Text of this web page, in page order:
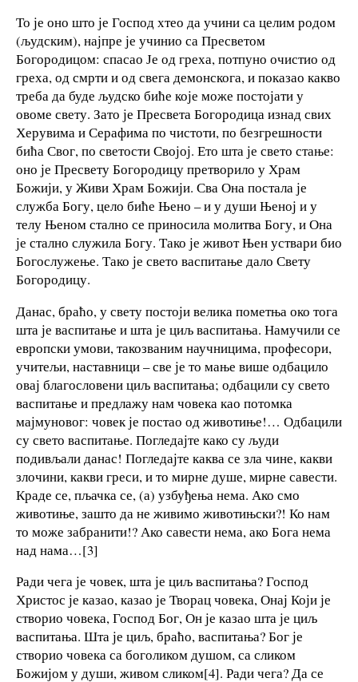
То је оно што је Господ хтео да учини са целим родом
(људским), најпре је учинио са Пресветом
Богородицом: спасао Је од греха, потпуно очистио од
греха, од смрти и од свега демонскога, и показао какво
треба да буде људско биће које може постојати у
овоме свету. Зато је Пресвета Богородица изнад свих
Херувима и Серафима по чистоти, по безгрешности
бића Свог, по светости Својој. Ето шта је свето стање:
оно је Пресвету Богородицу претворило у Храм
Божији, у Живи Храм Божији. Сва Она постала је
служба Богу, цело биће Њено – и у души Њеној и у
телу Њеном стално се приносила молитва Богу, и Она
је стално служила Богу. Тако је живот Њен уствари био
Богослужење. Тако је свето васпитање дало Свету
Богородицу.
Данас, браћо, у свету постоји велика пометња око тога
шта је васпитање и шта је циљ васпитања. Намучили се
европски умови, такозваним научницима, професори,
учитељи, наставници – све је то мање више одбацило
овај благословени циљ васпитања; одбацили су свето
васпитање и предлажу нам човека као потомка
мајмуновог: човек је постао од животиње!… Одбацили
су свето васпитање. Погледајте како су људи
подивљали данас! Погледајте каква се зла чине, какви
злочини, какви греси, и то мирне душе, мирне савести.
Краде се, пљачка се, (а) узбуђења нема. Ако смо
животиње, зашто да не живимо животињски?! Ко нам
то може забранити!? Ако савести нема, ако Бога нема
над нама…[3]
Ради чега је човек, шта је циљ васпитања? Господ
Христос је казао, казао је Творац човека, Онај Који је
створио човека, Господ Бог, Он је казао шта је циљ
васпитања. Шта је циљ, браћо, васпитања? Бог је
створио човека са боголиком душом, са сликом
Божијом у души, живом сликом[4]. Ради чега? Да се